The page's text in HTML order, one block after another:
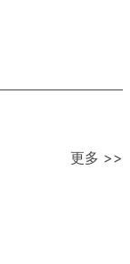
更多 >>